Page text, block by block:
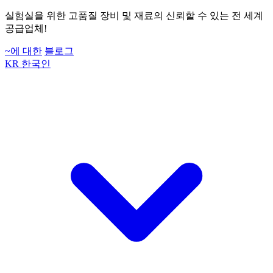
실험실을 위한 고품질 장비 및 재료의 신뢰할 수 있는 전 세계
공급업체!
~에 대한 블로그
KR 한국인